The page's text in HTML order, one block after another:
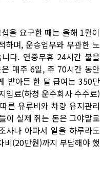
을 요구한 때는 올해 1월이
하며, 운송업무와 무관한 노
다. 연중무휴 24시간 불을
매주 6일, 주 70시간 동안
받아든 한 달 급여는 350만
입료(하청 운수회사 수수료)
른 유류비와 차량 유지관리
이 실제 쥐는 돈은 그야말로
사나 아파서 일을 하루라도
비(20만원)까지 부담해야 했